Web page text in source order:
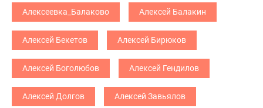
Алексеевка_Балаково Алексей Балакин
Алексей Бекетов Алексей Бирюков
Алексей Боголюбов Алексей Гендилов
Алексей Долгов Алексей Завьялов